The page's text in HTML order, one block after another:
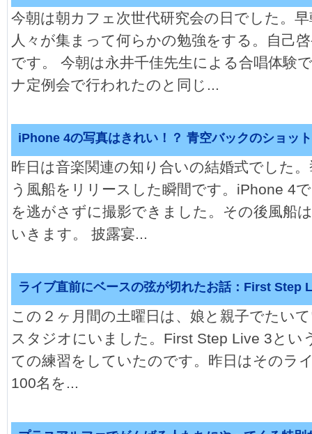
今朝は朝カフェ次世代研究会の日でした。
人々が集まって何らかの勉強をする。自己
です。 今朝は永井千佳先生による合唱体験
ナ定例会で行われたのと同じ...
iPhone 4の写真はきれい！？ 青空バックのショッ
昨日は音楽関連の知り合いの結婚式でした
う風船をリリースした瞬間です。iPhone 4
を逃がさずに撮影できました。その後風船
いきます。 披露宴...
ライブ直前にベースの弦が切れたお話：First Step
この２ヶ月間の土曜日は、娘と親子でたい
スタジオにいました。First Step Live 3とい
ての練習をしていたのです。昨日はそのラ
100名を...